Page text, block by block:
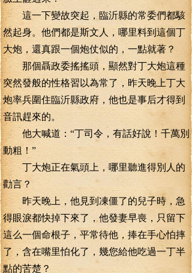
這一下變故突起，臨沂縣的常委們都駭
然起身。他們都是斯文人，哪里料到這個丁
大炮，還真跟一個炮仗似的，一點就著？
那個聶政委搖搖頭，顯然對丁大炮這種
突然發般的性格習以為常了，昨天晚上丁大
炮率兵圍住臨沂縣政府，他也是事后才得到
音訊趕來的。
他大喊道：“丁司令，有話好說！千萬別
動粗！”
丁大炮正在氣頭上，哪里聽進得別人的
勸言？
昨天晚上，他見到凍僵了的兒子時，急
得眼淚都快掉下來了，他發妻早喪，只留下
這么一個命根子，平常待他，捧在手心怕摔
了，含在嘴里怕化了，幾您給他吃過一丁半
點的苦楚？